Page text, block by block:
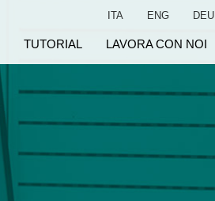
TUTORIAL LAVORA CON NOI
ITA ENG DEU